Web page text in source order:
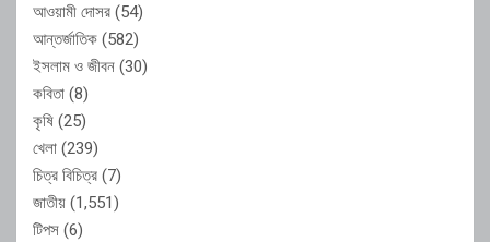
আওয়ামী দোসর (54)
আন্তর্জাতিক (582)
ইসলাম ও জীবন (30)
কবিতা (8)
কৃষি (25)
খেলা (239)
চিত্র বিচিত্র (7)
জাতীয় (1,551)
টিপস (6)